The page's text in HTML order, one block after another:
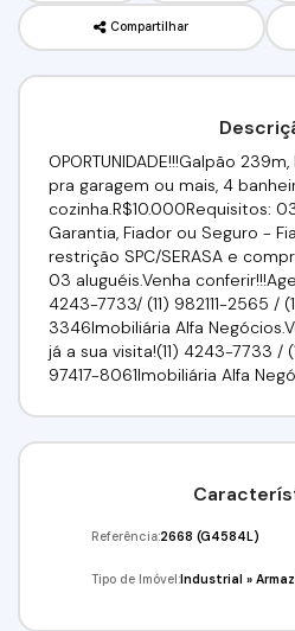
Compartilhar
OPORTUNIDADE!!!Galpão
pra garagem ou mais, 4
cozinha.R$10.000Requisitos:
Garantia, Fiador ou Seguro -
restrição SPC/SERASA e
03 aluguéis.Venha
4243-7733/ (11) 982111-2565 /
3346Imobiliária Alfa
já a sua visita!(11) 4243-7733 /
97417-8061Imobiliária Alfa
Referência:2668 (G4584L)
Tipo de Imóvel:Industrial »